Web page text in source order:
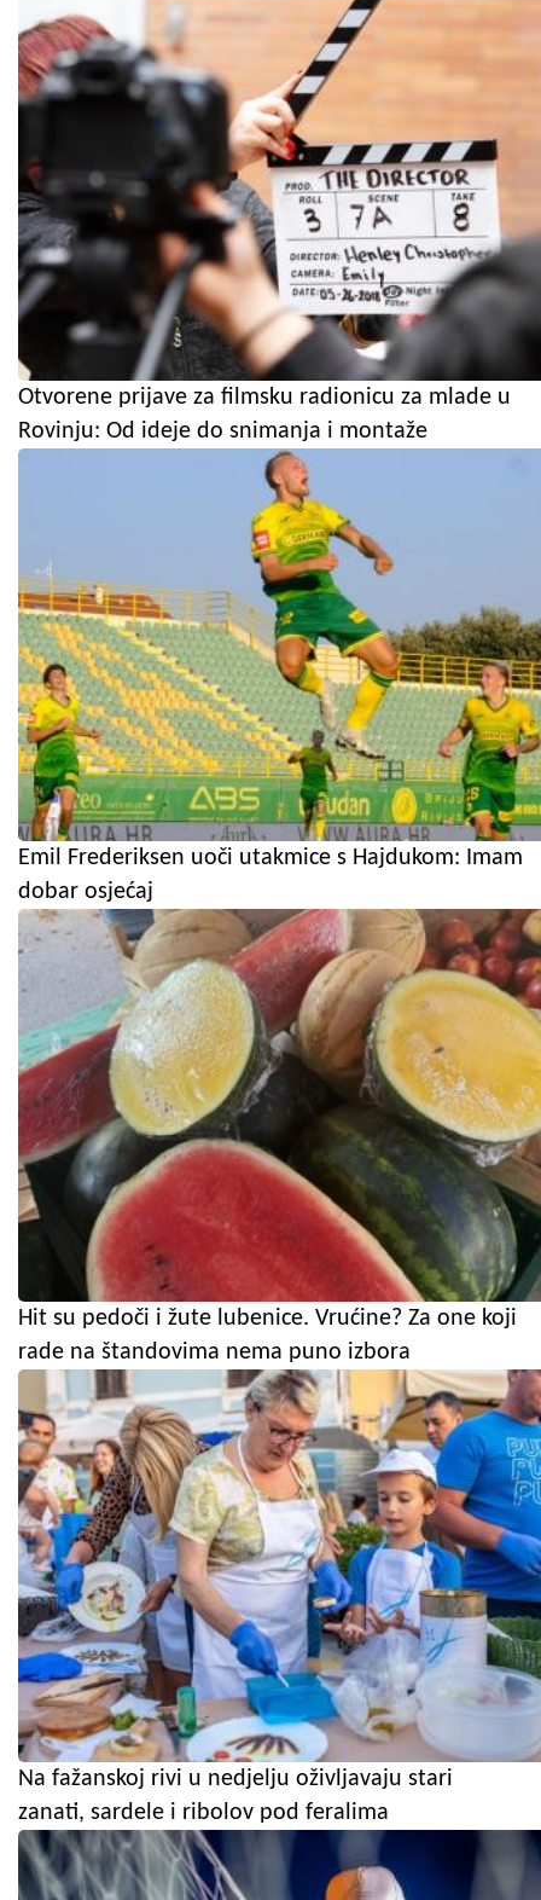
Otvorene prijave za filmsku radionicu za mlade u
Rovinju: Od ideje do snimanja i montaže
Emil Frederiksen uoči utakmice s Hajdukom: Imam
dobar osjećaj
Hit su pedoči i žute lubenice. Vrućine? Za one koji
rade na štandovima nema puno izbora
Na fažanskoj rivi u nedjelju oživljavaju stari
zanati, sardele i ribolov pod feralima